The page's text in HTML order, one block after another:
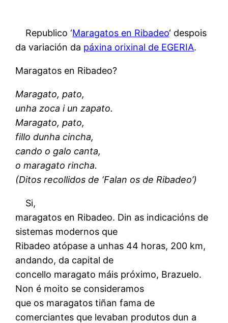
Republico ‘Maragatos en Ribadeo‘ despois
da variación da páxina orixinal de EGERIA.
Maragatos en Ribadeo?
Maragato, pato,
unha zoca i un zapato.
Maragato, pato,
fillo dunha cincha,
cando o galo canta,
o maragato rincha.
(Ditos recollidos de ‘Falan os de Ribadeo’)
Si,
maragatos en Ribadeo. Din as indicacións de
sistemas modernos que
Ribadeo atópase a unhas 44 horas, 200 km,
andando, da capital de
concello maragato máis próximo, Brazuelo.
Non é moito se consideramos
que os maragatos tiñan fama de
comerciantes que levaban produtos dun a